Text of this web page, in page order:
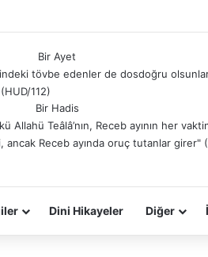
Bir Ayet
tövbe edenler de dosdoğru
112)
Bir Hadis
Allahü Teâlâ’nın, Receb ayının her
ancak Receb ayında oruç tutanlar girer"
Dini Hikayeler Diğer